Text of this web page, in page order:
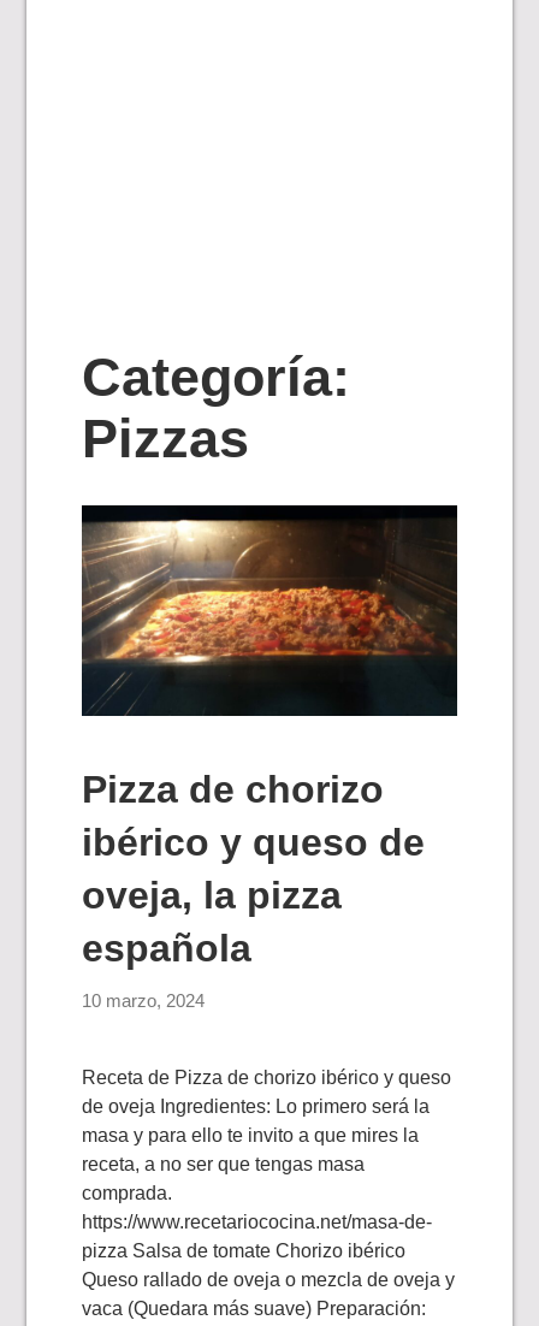
Categoría:
Pizzas
Pizza de chorizo
ibérico y queso de
oveja, la pizza
española
10 marzo, 2024
Receta de Pizza de chorizo ibérico y queso
de oveja Ingredientes: Lo primero será la
masa y para ello te invito a que mires la
receta, a no ser que tengas masa
comprada.
https://www.recetariococina.net/masa-de-
pizza Salsa de tomate Chorizo ibérico
Queso rallado de oveja o mezcla de oveja y
vaca (Quedara más suave) Preparación: